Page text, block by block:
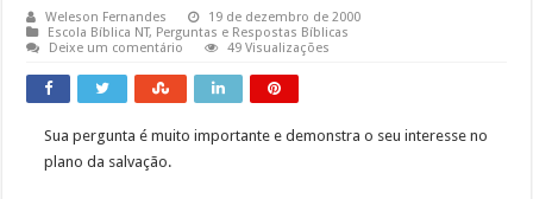
Weleson Fernandes
19 de dezembro de 2000
Escola Bíblica NT, Perguntas e Respostas Bíblicas
Deixe um comentário
49 Visualizações
Sua pergunta é muito importante e demonstra o seu interesse no
plano da salvação.